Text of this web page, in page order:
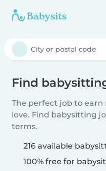
Find
The perfect job to
love. Find babysitting
terms.
216 available
100% free for